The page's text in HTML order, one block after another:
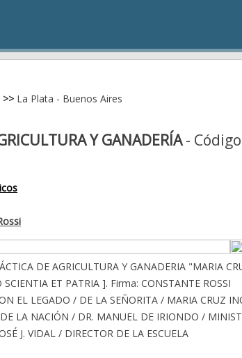
>> La Plata - Buenos Aires
Y GANADERÍA-
DE AGRICULTURA Y GANADERIA "MARIA
ET PATRIA ]. Firma: CONSTANTE ROSSI
EL LEGADO / DE LA SEÑORITA / MARIA CRUZ
LA NACIÓN / DR. MANUEL DE IRIONDO /
J. VIDAL / DIRECTOR DE LA ESCUELA